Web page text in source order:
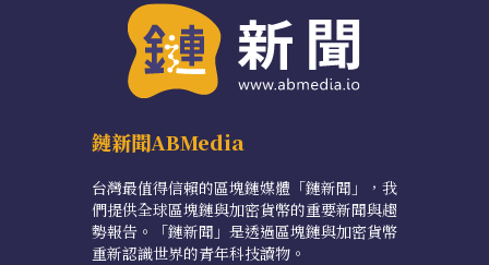
鏈新聞ABMedia
台灣最值得信賴的區塊鏈媒體「鏈新聞」，我
們提供全球區塊鏈與加密貨幣的重要新聞與趨
勢報告。「鏈新聞」是透過區塊鏈與加密貨幣
重新認識世界的青年科技讀物。